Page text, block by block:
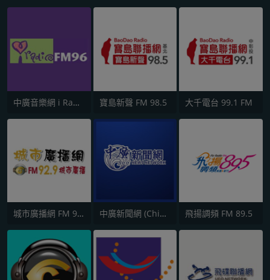
中廣音樂網 i Radio FM96.3 寶島新聲 FM 98.5 大千電台 99.1 FM
城市廣播網 FM 92.9 城市廣播 中廣新聞網 (China Broadcast News) 飛揚調頻 FM 89.5